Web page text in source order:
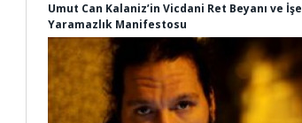
Umut Can Kalaniz’in Vicdani Ret Beyanı ve İşe
Yaramazlık Manifestosu